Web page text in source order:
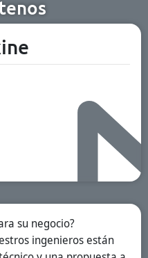
y de
de
su negocio?
ingenieros están